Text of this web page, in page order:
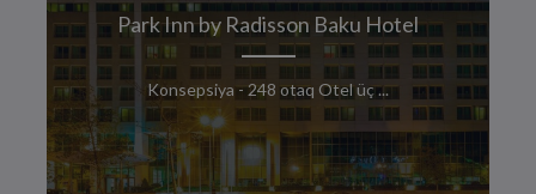
Park Inn by Radisson Baku Hotel
Konsepsiya - 248 otaq Otel üç ...